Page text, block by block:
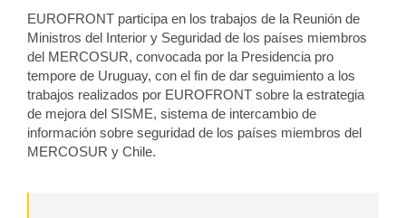
EUROFRONT participa en los trabajos de la Reunión de
Ministros del Interior y Seguridad de los países miembros
del MERCOSUR, convocada por la Presidencia pro
tempore de Uruguay, con el fin de dar seguimiento a los
trabajos realizados por EUROFRONT sobre la estrategia
de mejora del SISME, sistema de intercambio de
información sobre seguridad de los países miembros del
MERCOSUR y Chile.